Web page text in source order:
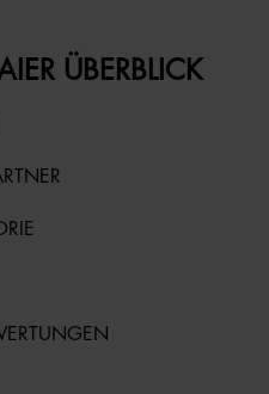
ÜBERBLICK